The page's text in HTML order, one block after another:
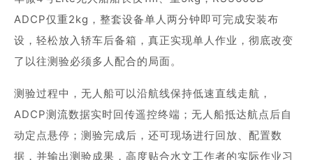
ADCP仅重2kg，整套设备单人两分钟即可完成安装布
设，轻松放入轿车后备箱，真正实现单人作业，彻底改变
了以往测验必须多人配合的局面。
测验过程中，无人船可以沿航线保持低速直线走航，
ADCP测流数据实时回传遥控终端；无人船抵达航点后自
动定点悬停；测验完成后，还可现场进行回放、配置数
据，并输出测验成果，高度贴合水文工作者的实际作业习